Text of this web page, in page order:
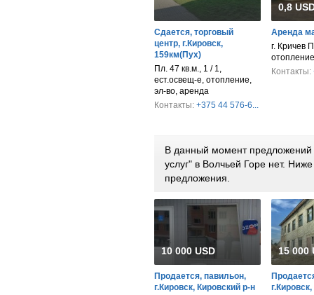
Сдается, торговый
центр, г.Кировск,
159км(Пух)
Пл. 47 кв.м., 1 / 1,
ест.освещ-е, отопление,
эл-во, аренда
Контакты: +375 44 576-6...
0,8
Аренда
г. Кричев
Контакты:
В данный момент
услуг" в Волчьей Горе нет.
предложения.
10 000 USD
Продается, павильон,
г.Кировск, Кировский р-н
15 000
г.Кировск,